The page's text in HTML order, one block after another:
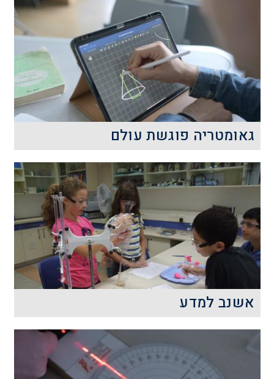
הסדנה מציעה לתלמידים למידה
אינטראקטיבית ופעילה בנושאים שבין
הגאומטריה והחוקיות המתמטית.
קרא עוד
גאומטריה פוגשת עולם
חשיפה לתחומי המדעים בגילאים צעירים
מהווה כר נרחב ומבוסס לרכישת ידע מעמיק
ונרחב בתחומים אלו ולהבנת העולם
הטכנולוגי והמדעי בו אנו חיים.
אשנב למדע